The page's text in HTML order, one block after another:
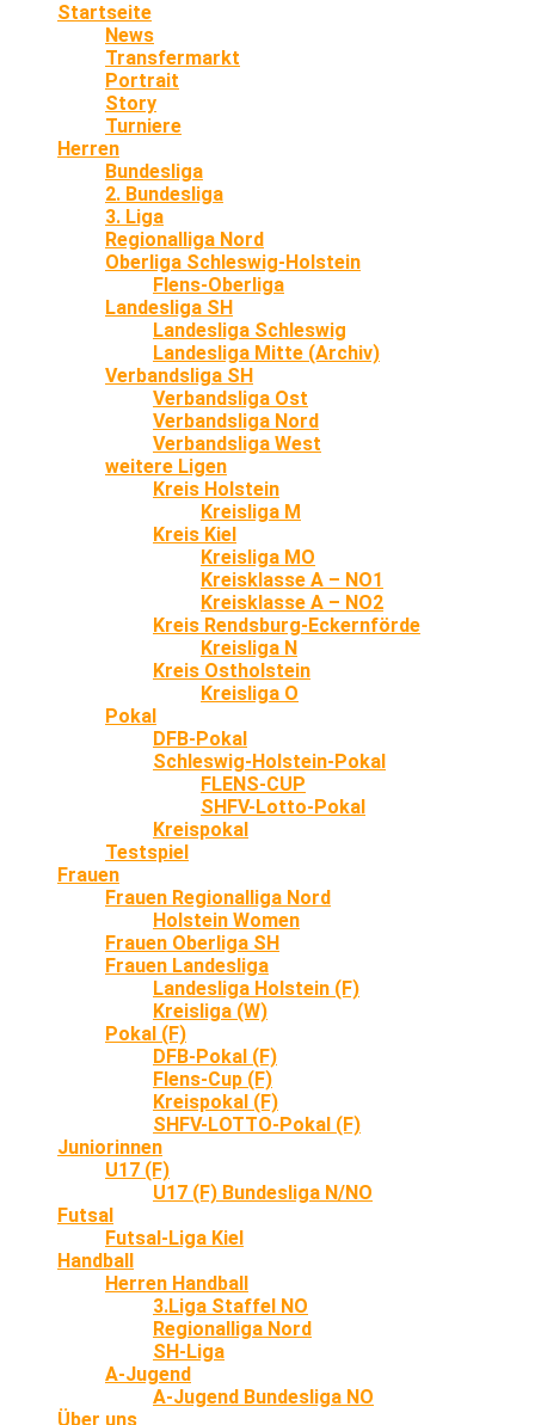
Startseite
News
Transfermarkt
Portrait
Story
Turniere
Herren
Bundesliga
2. Bundesliga
3. Liga
Regionalliga Nord
Oberliga Schleswig-Holstein
Flens-Oberliga
Landesliga SH
Landesliga Schleswig
Landesliga Mitte (Archiv)
Verbandsliga SH
Verbandsliga Ost
Verbandsliga Nord
Verbandsliga West
weitere Ligen
Kreis Holstein
Kreisliga M
Kreis Kiel
Kreisliga MO
Kreisklasse A – NO1
Kreisklasse A – NO2
Kreis Rendsburg-Eckernförde
Kreisliga N
Kreis Ostholstein
Kreisliga O
Pokal
DFB-Pokal
Schleswig-Holstein-Pokal
FLENS-CUP
SHFV-Lotto-Pokal
Kreispokal
Testspiel
Frauen
Frauen Regionalliga Nord
Holstein Women
Frauen Oberliga SH
Frauen Landesliga
Landesliga Holstein (F)
Kreisliga (W)
Pokal (F)
DFB-Pokal (F)
Flens-Cup (F)
Kreispokal (F)
SHFV-LOTTO-Pokal (F)
Juniorinnen
U17 (F)
U17 (F) Bundesliga N/NO
Futsal
Futsal-Liga Kiel
Handball
Herren Handball
3.Liga Staffel NO
Regionalliga Nord
SH-Liga
A-Jugend
A-Jugend Bundesliga NO
Über uns